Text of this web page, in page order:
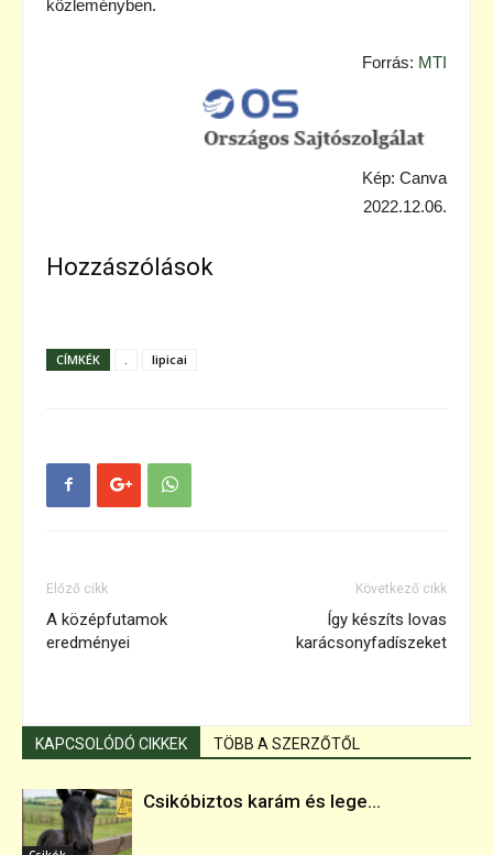
közleményben.
Forrás: MTI
Kép: Canva
2022.12.06.
Hozzászólások
CÍMKÉK lipicai
Előző cikk
A középfutamok
eredményei
Következő cikk
Így készíts lovas
karácsonyfadíszeket
KAPCSOLÓDÓ CIKKEK TÖBB A SZERZŐTŐL
Csikóbiztos karám és lege...